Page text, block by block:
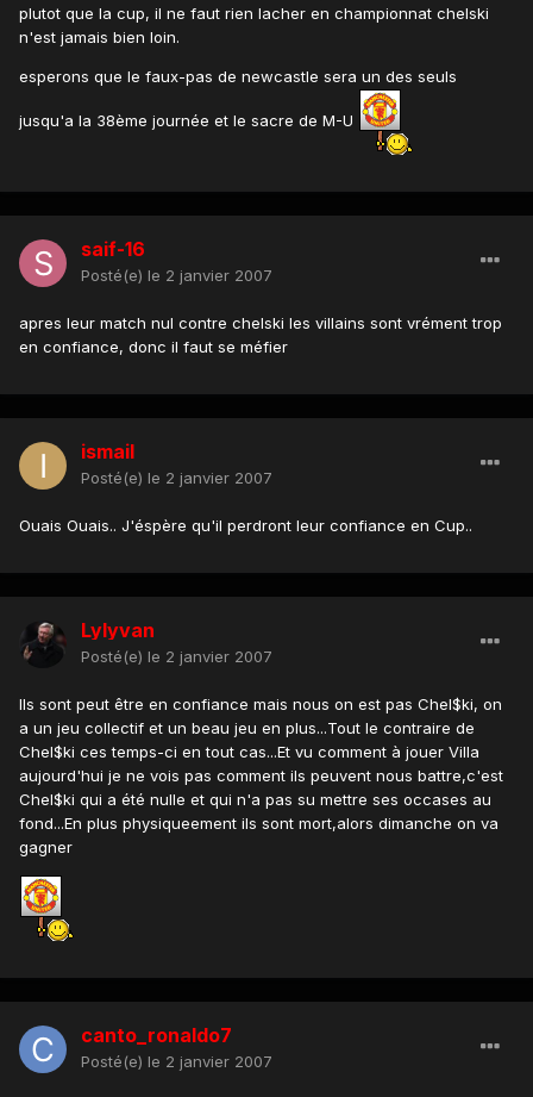
plutot que la cup, il ne faut rien lacher en championnat chelski
n'est jamais bien loin.
esperons que le faux-pas de newcastle sera un des seuls
jusqu'a la 38ème journée et le sacre de M-U
saif-16
Posté(e) le 2 janvier 2007
apres leur match nul contre chelski les villains sont vrément trop
en confiance, donc il faut se méfier
ismail
Posté(e) le 2 janvier 2007
Ouais Ouais.. J'éspère qu'il perdront leur confiance en Cup..
Lylyvan
Posté(e) le 2 janvier 2007
Ils sont peut être en confiance mais nous on est pas Chel$ki, on
a un jeu collectif et un beau jeu en plus...Tout le contraire de
Chel$ki ces temps-ci en tout cas...Et vu comment à jouer Villa
aujourd'hui je ne vois pas comment ils peuvent nous battre,c'est
Chel$ki qui a été nulle et qui n'a pas su mettre ses occases au
fond...En plus physiqueement ils sont mort,alors dimanche on va
gagner
canto_ronaldo7
Posté(e) le 2 janvier 2007